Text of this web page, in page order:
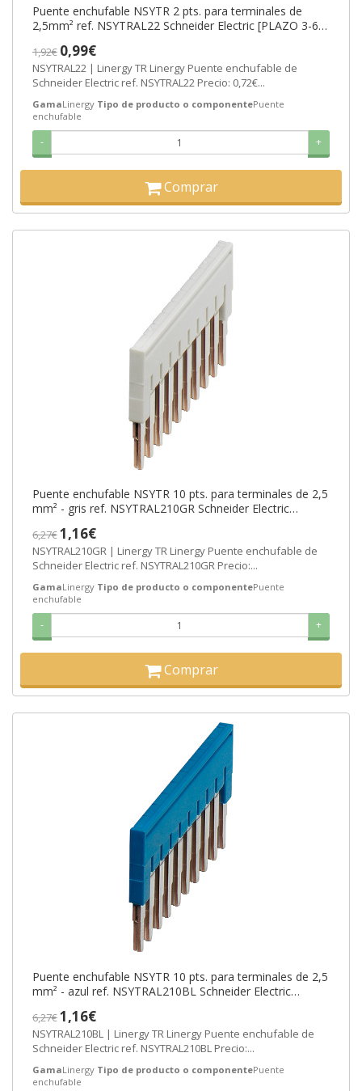
Puente enchufable NSYTR 2 pts. para terminales de
2,5mm² ref. NSYTRAL22 Schneider Electric [PLAZO 3-6
1,92€ 0,99€
NSYTRAL22 | Linergy TR Linergy Puente enchufable de
Schneider Electric ref. NSYTRAL22 Precio: 0,72€...
GamaLinergy Tipo de producto o componentePuente
enchufable
- +
Comprar
Puente enchufable NSYTR 10 pts. para terminales de 2,5
mm² - gris ref. NSYTRAL210GR Schneider Electric
6,27€1,16€
NSYTRAL210GR | Linergy TR Linergy Puente enchufable de
Schneider Electric ref. NSYTRAL210GR Precio:...
GamaLinergy Tipo de producto o componentePuente
enchufable
- +
Comprar
Puente enchufable NSYTR 10 pts. para terminales de 2,5
mm² - azul ref. NSYTRAL210BL Schneider Electric
6,27€1,16€
NSYTRAL210BL | Linergy TR Linergy Puente enchufable de
Schneider Electric ref. NSYTRAL210BL Precio:...
GamaLinergy Tipo de producto o componentePuente
enchufable